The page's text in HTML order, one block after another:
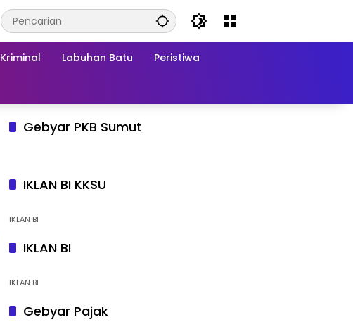
Kriminal Labuhan Batu Peristiwa
Gebyar PKB Sumut
IKLAN BI KKSU
IKLAN BI
IKLAN BI
IKLAN BI
Gebyar Pajak